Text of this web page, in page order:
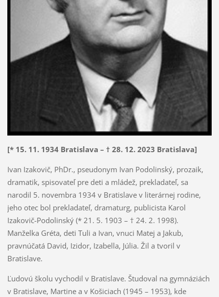
[* 15. 11. 1934 Bratislava – † 28. 12. 2023 Bratislava]
Ivan Izakovič, PhDr., pseudonym Ivan Podolinský, prozaik,
dramatik, spisovateľ pre deti a mládež, prekladateľ, sa
narodil 5. novembra 1934 v Bratislave v literárnej rodine,
jeho otec bol prekladateľ, dramaturg, publicista Karol
Izakovič-Podolinský (* 21. 5. 1903 – † 24. 2. 1998).
Manželka Gréta, deti Tuli a Ivan, vnuci Matej a Jakub,
pravnúčatá David, Izidor, Izabella, Júlia. Žil a tvoril v
Bratislave.
Ľudovú školu vychodil v Bratislave. Študoval na gymnáziách
v Bratislave, Martine a v Košiciach (1945 – 1953), kde